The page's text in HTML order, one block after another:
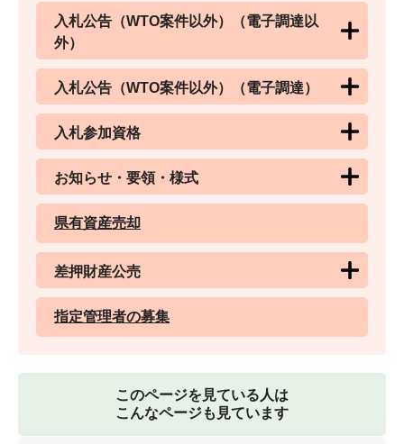
入札公告（WTO案件以外）（電子調達以
外）
入札公告（WTO案件以外）（電子調達）
入札参加資格
お知らせ・要領・様式
県有資産売却
差押財産公売
指定管理者の募集
このページを見ている人は
こんなページも見ています